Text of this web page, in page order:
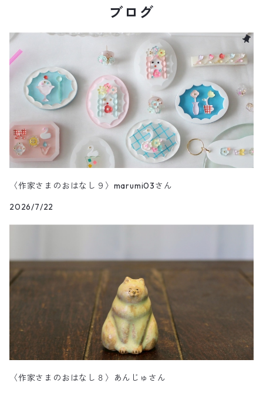
ブログ
〈作家さまのおはなし９〉marumi03さん
2026/7/22
〈作家さまのおはなし８〉あんじゅさん